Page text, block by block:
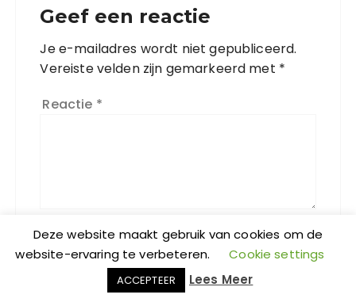
Geef een reactie
Je e-mailadres wordt niet gepubliceerd.
Vereiste velden zijn gemarkeerd met *
Reactie *
Naam*
Deze website maakt gebruik van cookies om de
website-ervaring te verbeteren.
Cookie settings
ACCEPTEER Lees Meer